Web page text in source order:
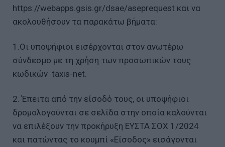
https://webapps.gsis.gr/dsae/aseprequest και να
ακολουθήσουν τα παρακάτω βήματα:
1.Οι υποψήφιοι εισέρχονται στον ανωτέρω
σύνδεσμο με τη χρήση των προσωπικών τους
κωδικών taxis-net.
2. Έπειτα από την είσοδό τους, οι υποψήφιοι
δρομολογούνται σε σελίδα στην οποία καλούνται
να επιλέξουν την προκήρυξη ΕΥΣΤΑ ΣΟΧ 1/2024
και πατώντας το κουμπί «Είσοδος» εισάγονται